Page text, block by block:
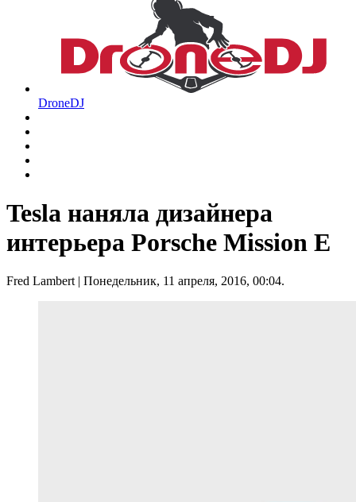
DroneDJ
Tesla наняла дизайнера
интерьера Porsche Mission E
Fred Lambert| Понедельник, 11 апреля, 2016, 00:04.